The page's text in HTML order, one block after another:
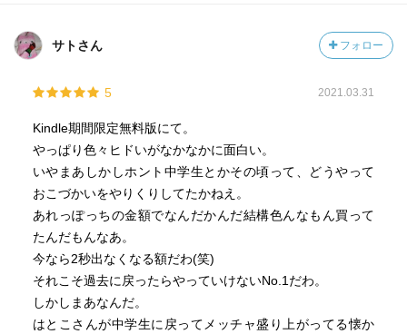
サトさん フォロー
5 2021.03.31
Kindle期間限定無料版にて。
やっぱり色々ヒドいがなかなかに面白い。
いやまあしかしホント中学生とかその頃って、どうやって
おこづかいをやりくりしてたかねえ。
あれっぽっちの金額でなんだかんだ結構色んなもん買って
たんだもんなあ。
今なら2秒出なくなる額だわ(笑)
それこそ過去に戻ったらやっていけないNo.1だわ。
しかしまあなんだ。
はとこさんが中学生に戻ってメッチャ盛り上がってる懐か